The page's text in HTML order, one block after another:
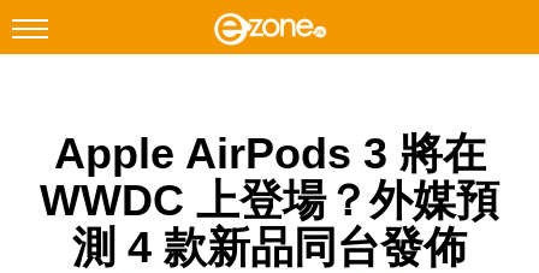
Facebook Instagram
科技焦點
網絡生活
Apple AirPods 3 將在
WWDC 上登場？外媒預
測 4 款新品同台發佈